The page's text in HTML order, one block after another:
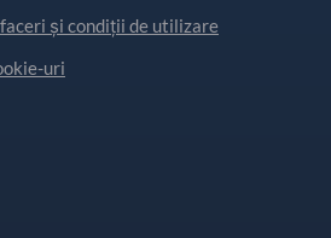
și condiții de utilizare
uri